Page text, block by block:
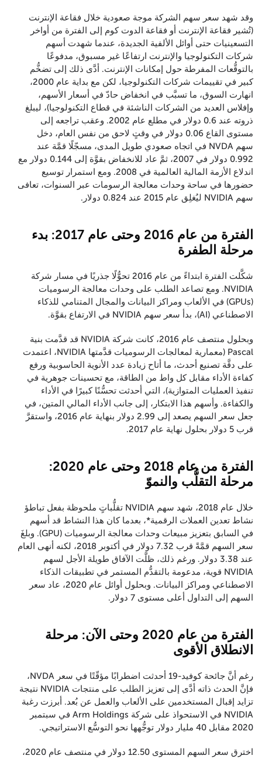
وقد شهد سعر سهم الشركة موجة صعودية خلال فقاعة الإنترنت
(تُشير فقاعة الإنترنت أو فقاعة الدوت كوم إلى الفترة من أواخر
التسعينيات حتى أوائل الألفية الجديدة، عندما شهدت أسهم
شركات التكنولوجيا والإنترنت ارتفاعًا غير مسبوق، مدفوعًا
بالتوقُّعات المفرطة حول إمكانات الإنترنت. أدَّى ذلك إلى تضخُّم
كبير في تقييمات شركات التكنولوجيا، لكن مع بداية عام 2000،
انهارت السوق، ما تسبَّب في انخفاض حادّ في أسعار الأسهم،
وإفلاس العديد من الشركات الناشئة في قطاع التكنولوجيا)، ليبلغ
ذروته عند 0.6 دولار في مطلع عام 2002. وعقب تراجعه إلى
مستوى القاع 0.06 دولار في وقتٍ لاحق من نفس العام، دخل
سهم NVDA في اتجاه صعودي طويل المدى، مسجّلًا قمَّة عند
0.992 دولار في 2007، ثمَّ عاد للانخفاض بقوَّة إلى 0.144 دولار مع
اندلاع الأزمة المالية العالمية في 2008. ومع استمرار توسيع
حضورها في ساحة وحدات معالجة الرسومات عبر السنوات، تعافى
سهم NVIDIA ليُغلِق عام 2015 عند 0.824 دولار.
الفترة من عام 2016 وحتى عام 2017: بدء
مرحلة الطفرة
شكَّلت الفترة ابتداءً من عام 2016 تحوُّلًا جذريًا في مسار شركة
NVIDIA. ومع تصاعد الطلب على وحدات معالجة الرسوميات
(GPUs) في الألعاب ومراكز البيانات والمجال المتنامي للذكاء
الاصطناعي (AI)، بدأ سعر سهم NVIDIA في الارتفاع بقوَّة.
وبحلول منتصف عام 2016، كانت شركة NVIDIA قد قدَّمت بنية
Pascal (معمارية لمعالجات الرسوميات قدَّمتها NVIDIA، اعتمدت
على دقَّة تصنيع أحدث، ما أتاح زيادة عدد الأنوية الحاسوبية ورفع
كفاءة الأداء مقابل كل واط من الطاقة، مع تحسينات جوهرية في
تنفيذ العمليات المتوازية)، التي أحدثت تحسُّنًا كبيرًا في الأداء
والكفاءة. وأسهم هذا الابتكار، إلى جانب الأداء المالي المتين، في
جعل سعر السهم يصعد إلى 2.99 دولار بنهاية عام 2016، واستقرَّ
قرب 5 دولار بحلول نهاية عام 2017.
الفترة من عام 2018 وحتى عام 2020:
مرحلة التقلُّب والنموّ
خلال عام 2018، شهد سهم NVIDIA تقلُّباتٍ ملحوظة بفعل تباطؤ
نشاط تعدين العملات الرقمية*، بعدما كان هذا النشاط قد أسهم
في السابق بتعزيز مبيعات وحدات معالجة الرسوميات (GPU). وبلغَ
سعر السهم قمَّةً قرب 7.32 دولار في أكتوبر 2018، لكنه أنهى العام
عند 3.38 دولار. ورغم ذلك، ظلَّت الآفاق طويلة الأجل لسهم
NVIDIA قوية، مدعومة بالتقدُّم المستمر في تطبيقات الذكاء
الاصطناعي ومراكز البيانات. وبحلول أوائل عام 2020، عاد سعر
السهم إلى التداول أعلى مستوى 7 دولار.
الفترة من عام 2020 وحتى الآن: مرحلة
الانطلاق الأقوى
رغم أنَّ جائحة كوفيد-19 أحدثت اضطرابًا مؤقّتًا في سعر NVDA،
فإنَّ الحدث ذاته أدَّى إلى تعزيز الطلب على منتجات NVIDIA نتيجة
تزايد إقبال المستخدمين على الألعاب والعمل عن بُعد. أبرزت رغبة
NVIDIA في الاستحواذ على شركة Arm Holdings في سبتمبر
2020 مقابل 40 مليار دولار توجُّهها نحو التوسُّع الاستراتيجي.
اخترق سعر السهم المستوى 12.50 دولار في منتصف عام 2020،